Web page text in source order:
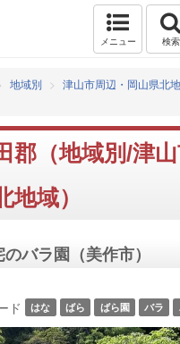
メニュー 検索
地域別
津山市周辺・岡山県北
郡（地域別/津山
地域）
バラ園（美作市）
ド
はな ばら ばら園 バラ